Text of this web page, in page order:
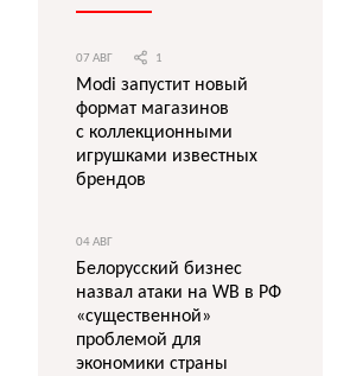
07 АВГ 1
Modi запустит новый
формат магазинов
с коллекционными
игрушками известных
брендов
04 АВГ
Белорусский бизнес
назвал атаки на WB в РФ
«существенной»
проблемой для
экономики страны